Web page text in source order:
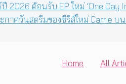
ปี 2026 ต้อนรับ EP ใหม่ ‘One
กาศวันสตรีมของซีรีส์ใหม่ Carrie บ
Home All